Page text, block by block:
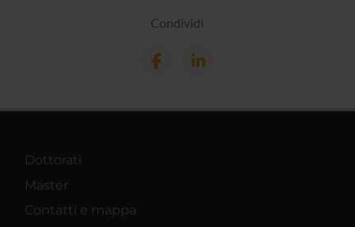
Condividi
Dottorati
Master
Contatti e mappa